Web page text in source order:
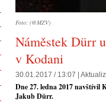
Foto: (@MZV)
Náměstek Dürr
v Kodani
30.01.2017 / 13:07 |
Dne 27. ledna 2017 navštívil
Jakub Dürr.